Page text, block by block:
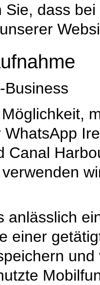
Sie, dass
Business
Canal
anlässlich
einer